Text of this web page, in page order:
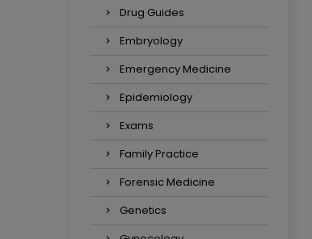
Drug Guides
Embryology
Emergency Medicine
Epidemiology
Exams
Family Practice
Forensic Medicine
Genetics